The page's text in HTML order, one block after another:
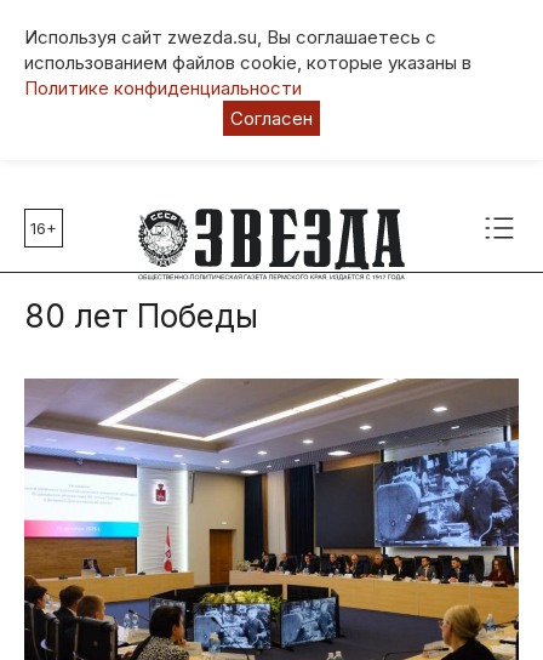
Используя сайт zwezda.su, Вы соглашаетесь с
использованием файлов cookie, которые указаны в
Политике конфиденциальности
Согласен
Главные темы
80 лет Победы
Молодежная столица РФ
Выборы в Пермском крае
Социальная поддержка
Инфраструктура
Благоустройство
16+
80 лет Победы